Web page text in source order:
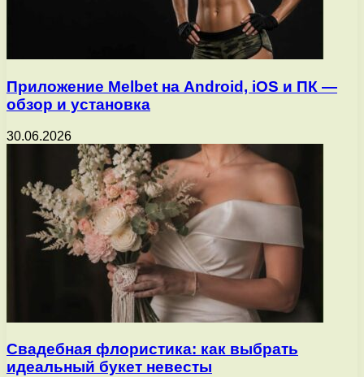
Приложение Melbet на Android, iOS и ПК —
обзор и установка
30.06.2026
Свадебная флористика: как выбрать
идеальный букет невесты